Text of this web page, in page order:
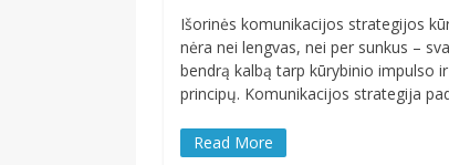
Išorinės komunikacijos strategijos
nėra nei lengvas, nei per sunkus –
bendrą kalbą tarp kūrybinio impulso
principų. Komunikacijos strategija
Read More